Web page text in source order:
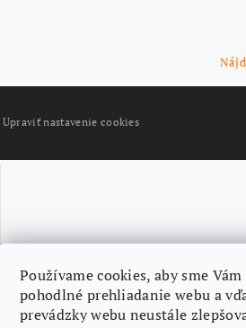
Upraviť nastavenie cookies
Používame cookies, aby sme
pohodlné prehliadanie webu a
prevádzky webu neustále